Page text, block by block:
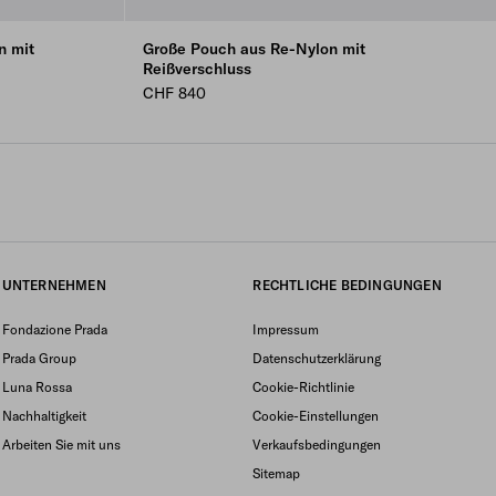
mit
Große Pouch aus Re-Nylon mit
Reißverschluss
CHF 840
UNTERNEHMEN
Fondazione Prada
Prada Group
Luna Rossa
Nachhaltigkeit
Arbeiten Sie mit uns
RECHTLICHE BEDINGUNGEN
Impressum
Datenschutzerklärung
Cookie-Richtlinie
Cookie-Einstellungen
Verkaufsbedingungen
Sitemap